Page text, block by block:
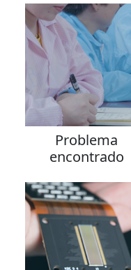
Problema
encontrado